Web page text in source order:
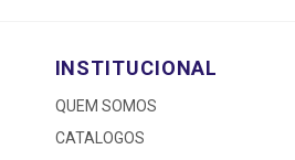
INSTITUCIONAL
QUEM SOMOS
CATALOGOS